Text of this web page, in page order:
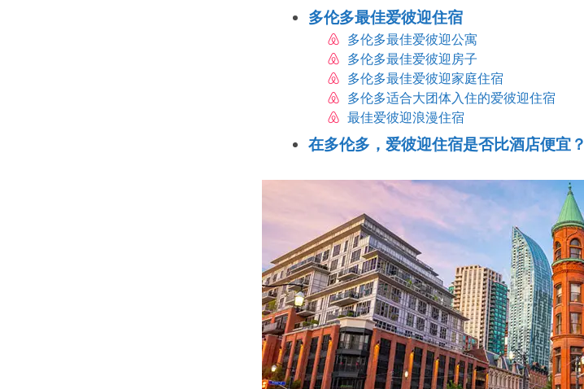
多伦多最佳爱彼迎住宿
多伦多最佳爱彼迎公寓
多伦多最佳爱彼迎房子
多伦多最佳爱彼迎家庭住宿
多伦多适合大团体入住的爱彼迎住宿
最佳爱彼迎浪漫住宿
在多伦多，爱彼迎住宿是否比酒店便宜？